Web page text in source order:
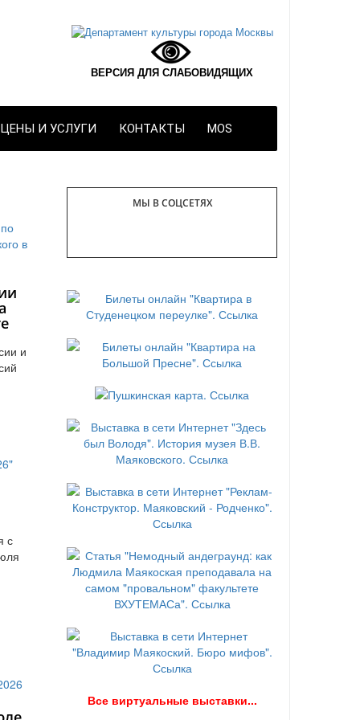
ВЕРСИЯ ДЛЯ СЛАБОВИДЯЩИХ
ЦЕНЫ И УСЛУГИ КОНТАКТЫ MOS
и
с
МЫ В СОЦСЕТЯХ
Все виртуальные выставки...